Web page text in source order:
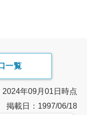
一覧
2024年09月01日時点
掲載日：1997/06/18